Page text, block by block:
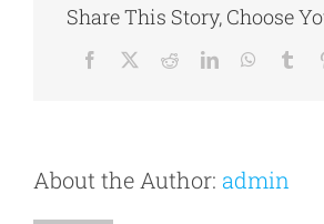
Share This Story, Choose
Facebook RedditLinkedIn
About the Author: admin